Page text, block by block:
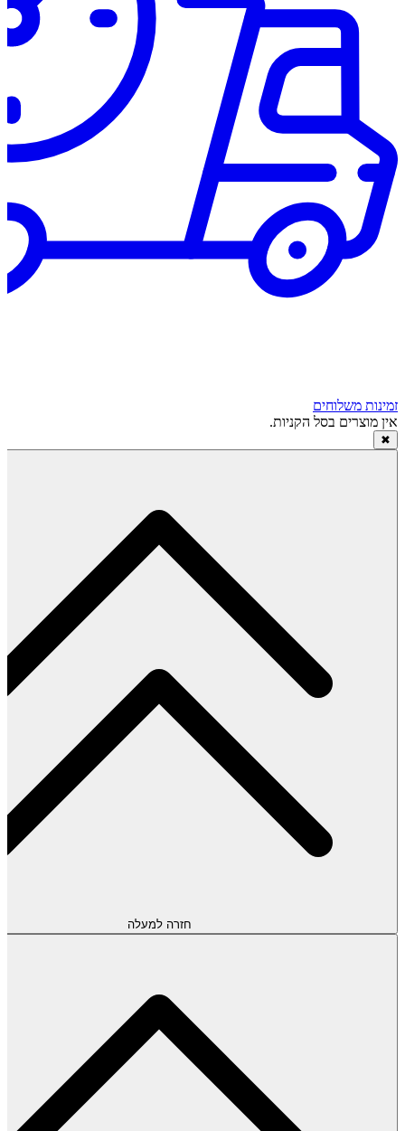
זמינות משלוחים
אין מוצרים בסל הקניות.
✖
חזרה למעלה